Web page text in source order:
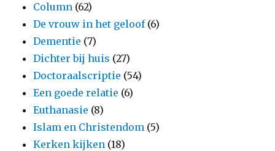
Column (62)
De vrouw in het geloof(6)
Dementie (7)
Dichter bij huis (27)
Doctoraalscriptie (54)
Een goede relatie (6)
Euthanasie (8)
Islam en Christendom (5)
Kerken kijken (18)